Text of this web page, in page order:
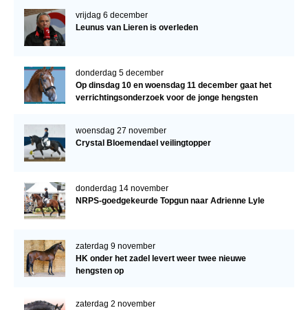
vrijdag 6 december
Leunus van Lieren is overleden
donderdag 5 december
Op dinsdag 10 en woensdag 11 december gaat het
verrichtingsonderzoek voor de jonge hengsten
woensdag 27 november
Crystal Bloemendael veilingtopper
donderdag 14 november
NRPS-goedgekeurde Topgun naar Adrienne Lyle
zaterdag 9 november
HK onder het zadel levert weer twee nieuwe
hengsten op
zaterdag 2 november